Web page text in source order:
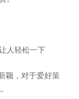
颖，对于爱好策